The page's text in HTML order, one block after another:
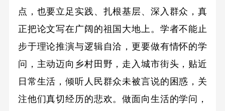
点，也要立足实践、扎根基层、深入群众，真
正把论文写在广阔的祖国大地上。学者不能止
步于理论推演与逻辑自洽，更要做有情怀的学
问，主动迈向乡村田野，走入城市街头，贴近
日常生活，倾听人民群众未被言说的困惑，关
注他们真切经历的悲欢。做面向生活的学问，